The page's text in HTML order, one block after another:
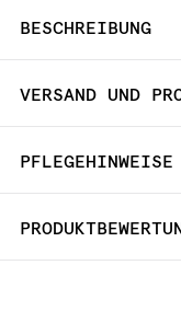
BESCHREIBUNG
VERSAND UND
PFLEGEHINWEISE